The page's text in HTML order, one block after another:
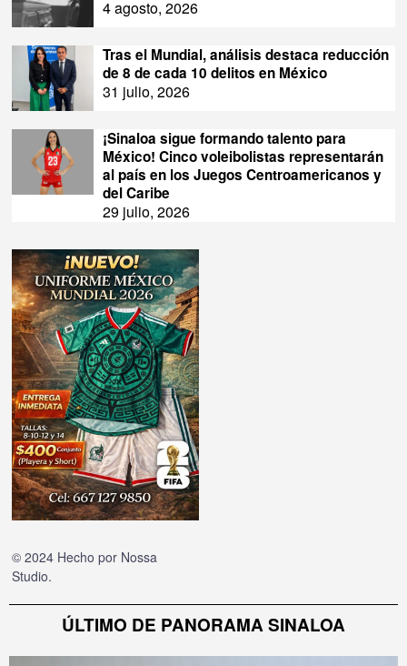
4 agosto, 2026
Tras el Mundial, análisis destaca reducción
de 8 de cada 10 delitos en México
31 julio, 2026
¡Sinaloa sigue formando talento para
México! Cinco voleibolistas representarán
al país en los Juegos Centroamericanos y
del Caribe
29 julio, 2026
© 2024 Hecho por Nossa
Studio.
ÚLTIMO DE PANORAMA SINALOA